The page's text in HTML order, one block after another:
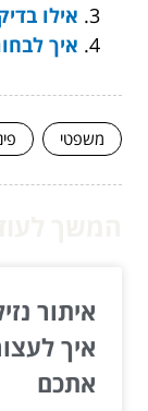
אילו
איך
משפטי
איתור
איך
אתכם